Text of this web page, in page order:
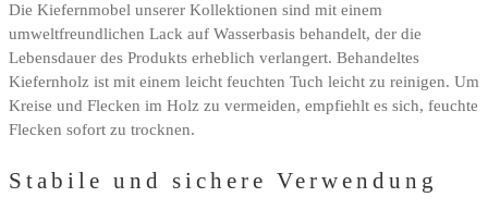
Die Kiefernmobel unserer Kollektionen sind mit einem
umweltfreundlichen Lack auf Wasserbasis behandelt, der die
Lebensdauer des Produkts erheblich verlangert. Behandeltes
Kiefernholz ist mit einem leicht feuchten Tuch leicht zu reinigen. Um
Kreise und Flecken im Holz zu vermeiden, empfiehlt es sich, feuchte
Flecken sofort zu trocknen.
Stabile und sichere Verwendung